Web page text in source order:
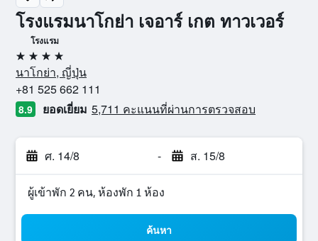
โรงแรมนาโกย่า เจอาร์ เกต ทาวเวอร์
โรงแรม
4 ดาว
นาโกย่า, ญี่ปุ่น
+81 525 662 111
8.9 ยอดเยี่ยม 5,711 คะแนนที่ผ่านการตรวจสอบ
ศ. 14/8 - ส. 15/8
ผู้เข้าพัก 2 คน, ห้องพัก 1 ห้อง
ค้นหา